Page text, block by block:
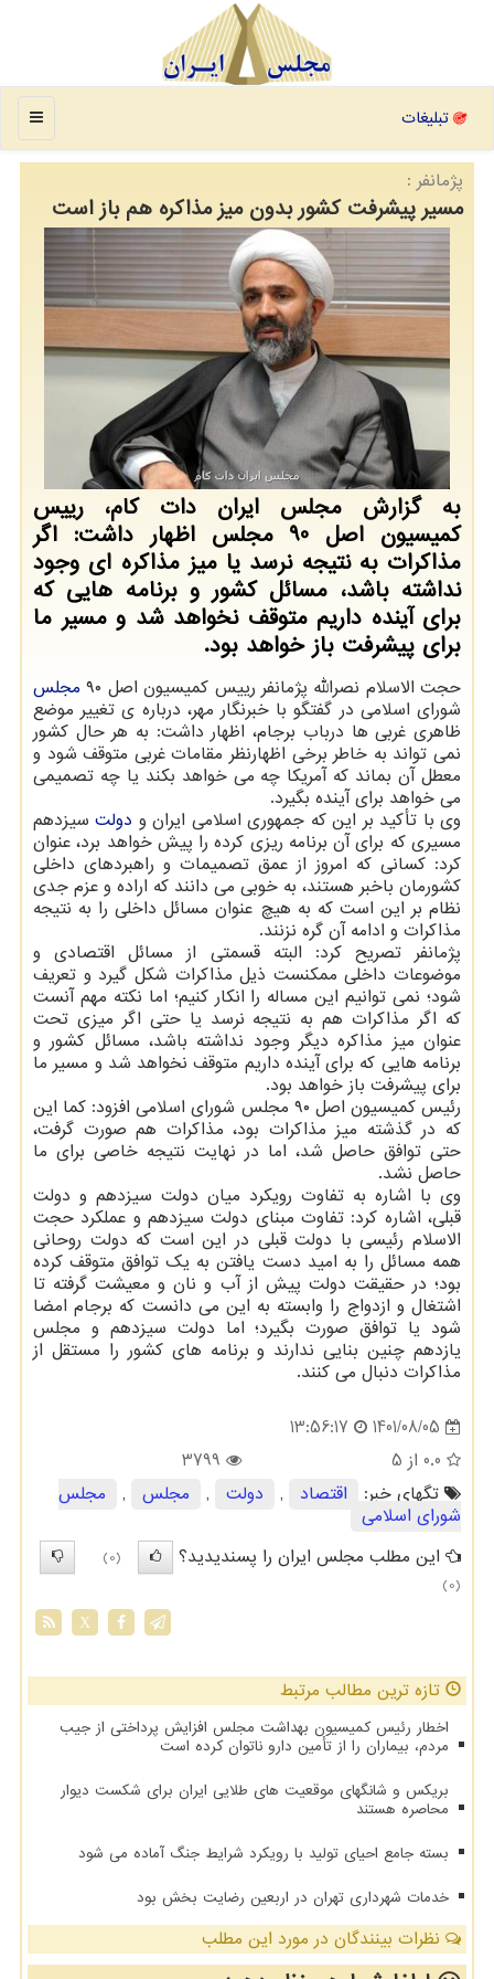
منو تبلیغات
پژمانفر :
مسیر پیشرفت کشور بدون میز مذاکره هم باز است
به گزارش مجلس ایران دات کام، رییس
کمیسیون اصل 90 مجلس اظهار داشت: اگر
مذاکرات به نتیجه نرسد یا میز مذاکره ای وجود
نداشته باشد، مسائل کشور و برنامه هایی که
برای آینده داریم متوقف نخواهد شد و مسیر ما
برای پیشرفت باز خواهد بود.
حجت الاسلام نصرالله پژمانفر رییس کمیسیون اصل ۹۰
مجلس
شورای اسلامی در گفتگو با خبرنگار مهر، درباره ی تغییر موضع
ظاهری غربی ها درباب برجام، اظهار داشت: به هر حال کشور
نمی تواند به خاطر برخی اظهارنظر مقامات غربی متوقف شود و
معطل آن بماند که آمریکا چه می خواهد بکند یا چه تصمیمی
می خواهد برای آینده بگیرد.
وی با تأکید بر این که جمهوری اسلامی ایران و دولتسیزدهم
مسیری که برای آن برنامه ریزی کرده را پیش خواهد برد، عنوان
کرد: کسانی که امروز از عمق تصمیمات و راهبردهای داخلی
کشورمان باخبر هستند، به خوبی می دانند که اراده و عزم جدی
نظام بر این است که به هیچ عنوان مسائل داخلی را به نتیجه
مذاکرات و ادامه آن گره نزنند.
پژمانفر تصریح کرد: البته قسمتی از مسائل اقتصادی و
موضوعات داخلی ممکنست ذیل مذاکرات شکل گیرد و تعریف
شود؛ نمی توانیم این مساله را انکار کنیم؛ اما نکته مهم آنست
که اگر مذاکرات هم به نتیجه نرسد یا حتی اگر میزی تحت
عنوان میز مذاکره دیگر وجود نداشته باشد، مسائل کشور و
برنامه هایی که برای آینده داریم متوقف نخواهد شد و مسیر ما
برای پیشرفت باز خواهد بود.
رئیس کمیسیون اصل ۹۰ مجلس شورای اسلامی افزود: کما این
که در گذشته میز مذاکرات بود، مذاکرات هم صورت گرفت،
حتی توافق حاصل شد، اما در نهایت نتیجه خاصی برای ما
حاصل نشد.
وی با اشاره به تفاوت رویکرد میان دولت سیزدهم و دولت
قبلی، اشاره کرد: تفاوت مبنای دولت سیزدهم و عملکرد حجت
الاسلام رئیسی با دولت قبلی در این است که دولت روحانی
همه مسائل را به امید دست یافتن به یک توافق متوقف کرده
بود؛ در حقیقت دولت پیش از آب و نان و معیشت گرفته تا
اشتغال و ازدواج را وابسته به این می دانست که برجام امضا
شود یا توافق صورت بگیرد؛ اما دولت سیزدهم و مجلس
یازدهم چنین بنایی ندارند و برنامه های کشور را مستقل از
مذاکرات دنبال می کنند.
1401/08/05
13:56:17
0.0 از 5
3799
تگهای خبر:
اقتصاد , دولت , مجلس ,
مجلس
شورای اسلامی
این مطلب مجلس ایران را پسندیدید؟
(0)
(0)
X
تازه ترین مطالب مرتبط
اخطار رئیس کمیسیون بهداشت مجلس افزایش پرداختی از جیب
مردم، بیماران را از تأمین دارو ناتوان کرده است
بریکس و شانگهای موقعیت های طلایی ایران برای شکست دیوار
محاصره هستند
بسته جامع احیای تولید با رویکرد شرایط جنگ آماده می شود
خدمات شهرداری تهران در اربعین رضایت بخش بود
نظرات بینندگان در مورد این مطلب